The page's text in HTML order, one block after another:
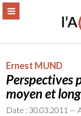
Aller
MENU
Ernest MUND
Perspectives
moyen et
Date : 30.03.2011 —